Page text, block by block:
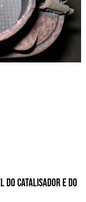
do Catalisador e do